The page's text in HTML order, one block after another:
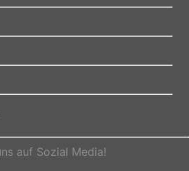
auf Sozial Media!